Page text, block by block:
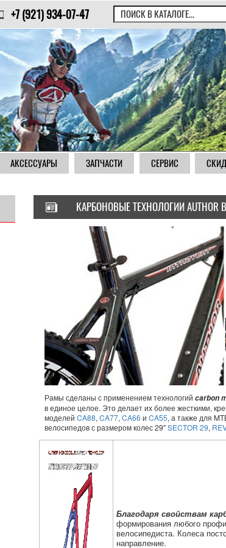
+7 (921) 934-07-47
АКСЕССУАРЫ ЗАПЧАСТИ СЕРВИС
КАРБОНОВЫЕ ТЕХНОЛОГИИ AUTHOR
Рамы сделаны с применением технологий carbon
в единое целое. Это делает их более жесткими,
моделей CA88, CA77, CA66 и CA55, а также для
велосипедов с размером колес 29"SECTOR 29,
Благодаря свойствам
формирования любого
велосипедиста. Колеса
направление.